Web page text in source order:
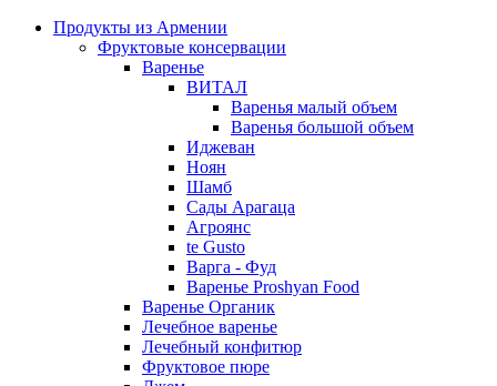
Продукты из Армении
Фруктовые консервации
Варенье
ВИТАЛ
Варенья малый объем
Варенья большой объем
Иджеван
Ноян
Шамб
Сады Арагаца
Агроянс
te Gusto
Варга - Фуд
Варенье Proshyan Food
Варенье Органик
Лечебное варенье
Лечебный конфитюр
Фруктовое пюре